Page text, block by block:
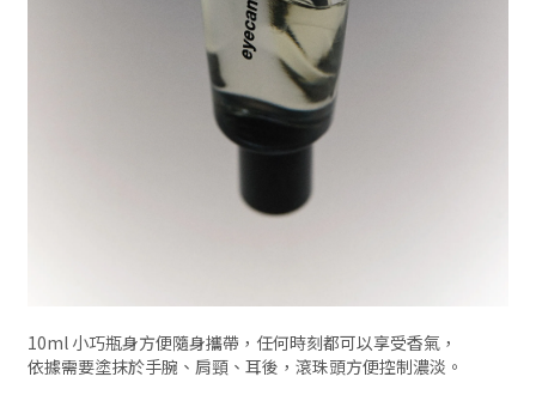
10ml 小巧瓶身方便隨身攜帶，任何時刻都可以享受香氣，
依據需要塗抹於手腕、肩頸、耳後，滾珠頭方便控制濃淡。